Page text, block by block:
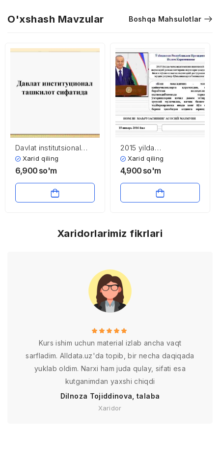
O'xshash Mavzular Boshqa Mahsulotlar
Davlat institutsional
tashkilot sifatida
Xarid qiling
6,900 so'm
2015 yilda
mamlakatimizni ijtimoiy
– iqtisodiy rivojlantirish
yilga mo’ljallangan
iqtisodiy dasturning
Xarid qiling
4,900 so'm
Xaridorlarimiz fikrlari
Kurs ishim uchun material izlab ancha vaqt
sarfladim. Alldata.uz'da topib, bir necha daqiqada
yuklab oldim. Narxi ham juda qulay, sifati esa
kutganimdan yaxshi chiqdi
Dilnoza Tojiddinova, talaba
Xaridor